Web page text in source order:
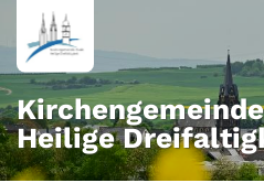
Zum Inhalt springen
Heilige